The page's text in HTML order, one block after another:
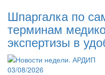
Шпаргалка по
терминам
экспертизы в
03/08/2026